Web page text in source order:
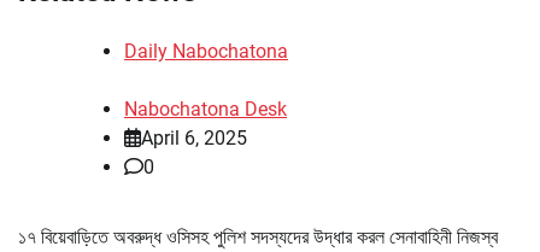
Daily Nabochatona
Nabochatona Desk
April 6, 2025
0
১৭ বিয়েবাড়িতে অবরুদ্ধ ওসিসহ পুলিশ সদস্যদের উদ্ধার করল সেনাবাহিনী নিজস্ব